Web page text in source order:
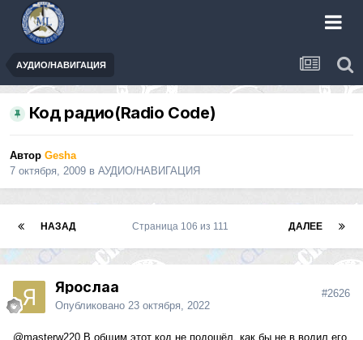
АУДИО/НАВИГАЦИЯ
Код радио(Radio Code)
Автор Gesha
7 октября, 2009 в АУДИО/НАВИГАЦИЯ
НАЗАД ДАЛЕЕ
Страница 106 из 111
Ярослаа
Опубликовано 23 октября, 2022
#2626
@masterw220 В общим этот код не подошёл, как бы не в водил его,